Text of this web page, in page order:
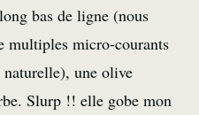
bas de ligne (nous
multiples micro-courants
une olive
Slurp !! elle gobe mon